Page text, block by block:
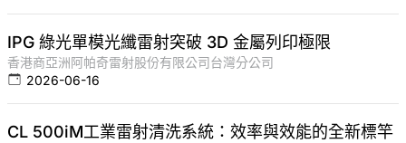
IPG 綠光單模光纖雷射突破 3D 金屬列印極限
香港商亞洲阿帕奇雷射股份有限公司台灣分公司
2026-06-16
CL 500iM工業雷射清洗系統：效率與效能的全新標竿